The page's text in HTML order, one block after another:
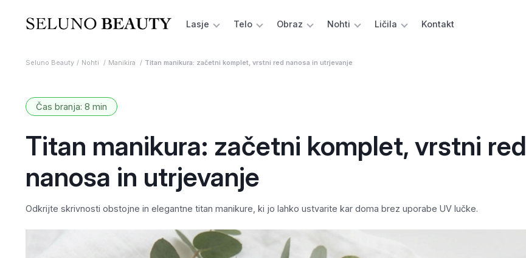
Lasje Telo Obraz Nohti Ličila Kontakt
Seluno Beauty Nohti Manikira Titan manikura: začetni komplet, vrstni red nanosa in utrjevanje
Čas branja: 8 min
Titan manikura: začetni komplet, vrstni red
nanosa in utrjevanje
Odkrijte skrivnosti obstojne in elegantne titan manikure, ki jo lahko ustvarite kar doma brez uporabe UV lučke.